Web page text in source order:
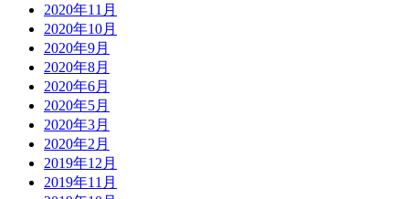
2020年11月
2020年10月
2020年9月
2020年8月
2020年6月
2020年5月
2020年3月
2020年2月
2019年12月
2019年11月